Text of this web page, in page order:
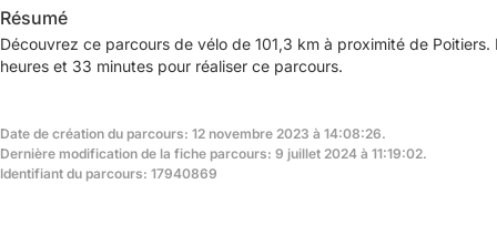
Résumé
Découvrez ce parcours de vélo de 101,3 km à proximité de
heures et 33 minutes pour réaliser ce parcours.
Date de création du parcours: 12 novembre 2023 à 14:08:26.
Dernière modification de la fiche parcours: 9 juillet 2024 à 11:19:02.
Identifiant du parcours: 17940869